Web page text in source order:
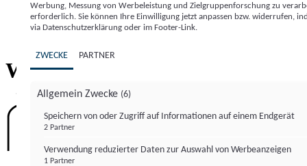
Institutional Money
ImpressumDatenschutzerklärung
Willkommen bei
Werbung, Messung von Werbeleistung und Zielgruppenforschung zu
erforderlich. Sie können Ihre Einwilligung jetzt anpassen bzw. widerrufen,
via Datenschutzerklärung oder im Footer-Link.
ZWECKE PARTNER
Allgemein Zwecke (6)
Speichern von oder Zugriff auf Informationen auf einem Endgerät
2 Partner
Verwendung reduzierter Daten zur Auswahl von Werbeanzeigen
1 Partner